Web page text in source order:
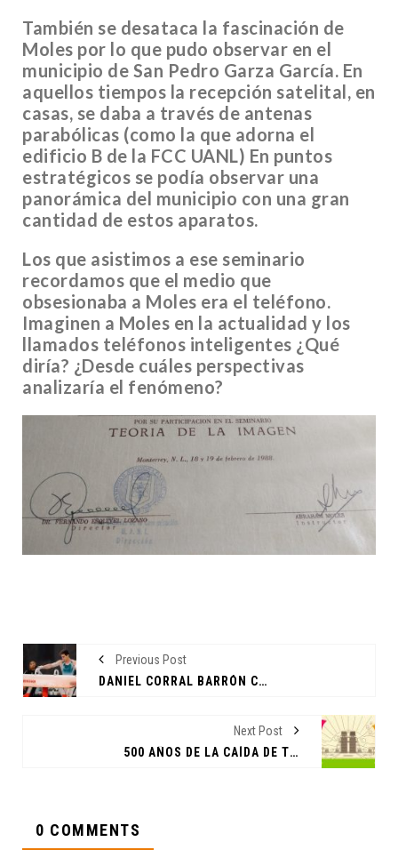
También se desataca la fascinación de
Moles por lo que pudo observar en el
municipio de San Pedro Garza García. En
aquellos tiempos la recepción satelital, en
casas, se daba a través de antenas
parabólicas (como la que adorna el
edificio B de la FCC UANL) En puntos
estratégicos se podía observar una
panorámica del municipio con una gran
cantidad de estos aparatos.
Los que asistimos a ese seminario
recordamos que el medio que
obsesionaba a Moles era el teléfono.
Imaginen a Moles en la actualidad y los
llamados teléfonos inteligentes ¿Qué
diría? ¿Desde cuáles perspectivas
analizaría el fenómeno?
Previous Post
DANIEL CORRAL BARRÓN CONCLUYÓ SU PARTICIPACIÓN EN LOS JUEGOS OLÍMPICOS DE TOKIO 2020
Next Post
500 AÑOS DE LA CAÍDA DE TENOCHTITLAN: UNA PERSPECTIVA DESDE LAS ARTES. CÁTEDRA ALFONSO REYES
0 COMMENTS